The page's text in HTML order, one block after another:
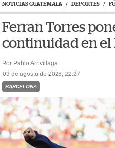
NOTICIAS GUATEMALA / DEPORTES /
Ferran Torres
continuidad en el
Por Pablo Arrivillaga
03 de agosto de 2026, 22:27
BARCELONA